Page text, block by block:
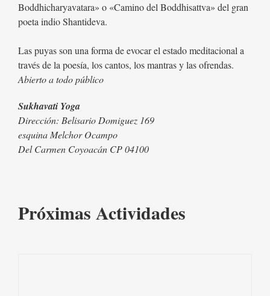
Boddhicharyavatara» o «Camino del Boddhisattva» del gran
poeta indio Shantideva.
Las puyas son una forma de evocar el estado meditacional a
través de la poesía, los cantos, los mantras y las ofrendas.
Abierto a todo público
Sukhavati Yoga
Dirección: Belisario Domiguez 169
esquina Melchor Ocampo
Del Carmen Coyoacán CP 04100
Próximas Actividades